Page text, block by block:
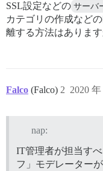
SSL設定などの サーバ
カテゴリの作成などの
離する方法はあります
Falco (Falco) 2020
2
nap:
IT管理者が担当す
フ」モデレーター